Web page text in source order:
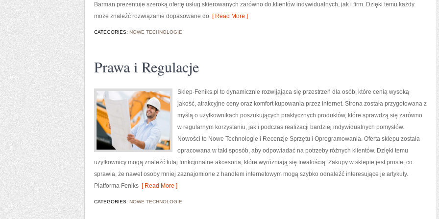
Barman prezentuje szeroką ofertę usług skierowanych zarówno do klientów indywidualnych, jak i firm. Dzięki temu każdy
może znaleźć rozwiązanie dopasowane do [ Read More ]
CATEGORIES: NOWE TECHNOLOGIE
Prawa i Regulacje
Sklep-Feniks.pl to dynamicznie rozwijająca się przestrzeń dla osób, które cenią wysoką
jakość, atrakcyjne ceny oraz komfort kupowania przez internet. Strona została przygotowana z
myślą o użytkownikach poszukujących praktycznych produktów, które sprawdzą się zarówno
w regularnym korzystaniu, jak i podczas realizacji bardziej indywidualnych pomysłów.
Nowości to Nowe Technologie i Recenzje Sprzętu i Oprogramowania. Oferta sklepu została
opracowana w taki sposób, aby odpowiadać na potrzeby różnych klientów. Dzięki temu
użytkownicy mogą znaleźć tutaj funkcjonalne akcesoria, które wyróżniają się trwałością. Zakupy w sklepie jest proste, co
sprawia, że nawet osoby mniej zaznajomione z handlem internetowym mogą szybko odnaleźć interesujące je artykuły.
Platforma Feniks [ Read More ]
CATEGORIES: NOWE TECHNOLOGIE